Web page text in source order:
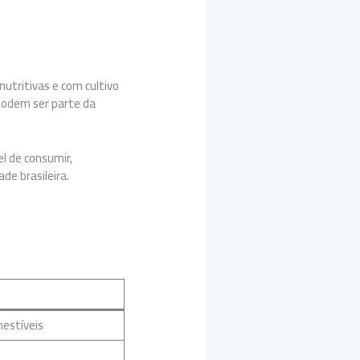
e com cultivo
ser parte da
de consumir,
brasileira.